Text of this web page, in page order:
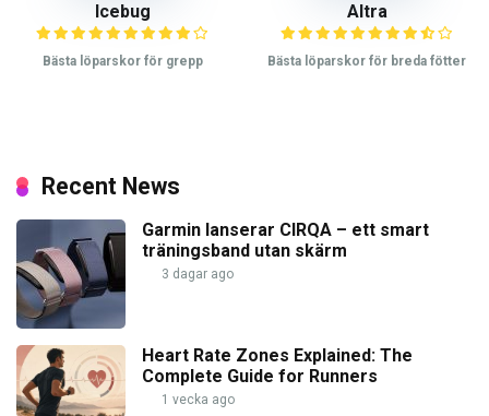
Icebug
Bästa löparskor för grepp
Altra
Bästa löparskor för breda fötter
Recent News
Garmin lanserar CIRQA – ett smart
träningsband utan skärm
3 dagar ago
Heart Rate Zones Explained: The
Complete Guide for Runners
1 vecka ago